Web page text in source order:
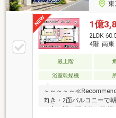
東
1億
2LDK
4階 南東
最上階
浴室乾燥機
～～～～～
向き・2面バルコニーで